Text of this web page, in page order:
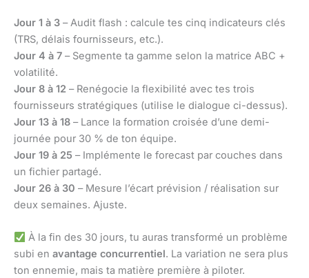
Jour 1 à 3 – Audit flash : calcule tes cinq indicateurs clés
(TRS, délais fournisseurs, etc.).
Jour 4 à 7 – Segmente ta gamme selon la matrice ABC +
volatilité.
Jour 8 à 12 – Renégocie la flexibilité avec tes trois
fournisseurs stratégiques (utilise le dialogue ci-dessus).
Jour 13 à 18 – Lance la formation croisée d’une demi-
journée pour 30 % de ton équipe.
Jour 19 à 25 – Implémente le forecast par couches dans
un fichier partagé.
Jour 26 à 30 – Mesure l’écart prévision / réalisation sur
deux semaines. Ajuste.
À la fin des 30 jours, tu auras transformé un problème
subi en avantage concurrentiel. La variation ne sera plus
ton ennemie, mais ta matière première à piloter.